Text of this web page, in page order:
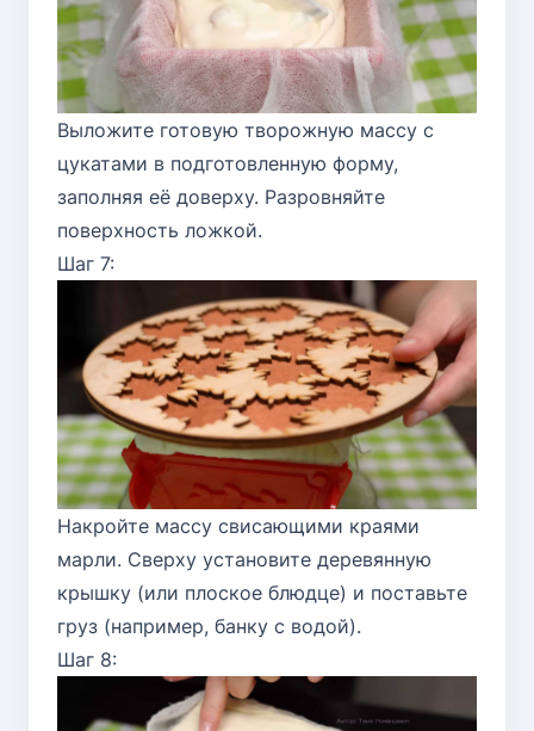
Выложите готовую творожную массу с
цукатами в подготовленную форму,
заполняя её доверху. Разровняйте
поверхность ложкой.
Шаг 7:
Накройте массу свисающими краями
марли. Сверху установите деревянную
крышку (или плоское блюдце) и поставьте
груз (например, банку с водой).
Шаг 8: